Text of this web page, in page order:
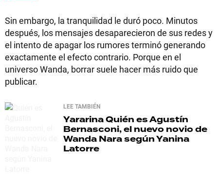
Sin embargo, la tranquilidad le duró poco. Minutos
después, los mensajes desaparecieron de sus redes y
el intento de apagar los rumores terminó generando
exactamente el efecto contrario. Porque en el
universo Wanda, borrar suele hacer más ruido que
publicar.
LEE TAMBIÉN
YararinaQuién es Agustín
Bernasconi, el nuevo novio de
Wanda Nara según Yanina
Latorre